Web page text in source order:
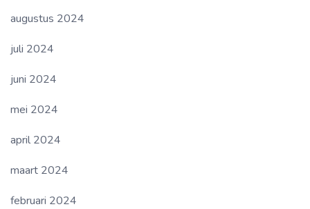
augustus 2024
juli 2024
juni 2024
mei 2024
april 2024
maart 2024
februari 2024